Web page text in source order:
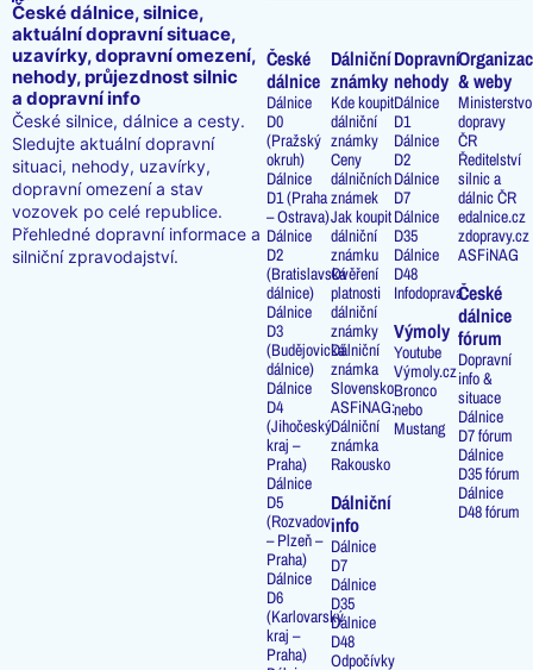
České dálnice, silnice,
aktuální dopravní situace,
uzavírky, dopravní omezení,
nehody, průjezdnost silnic
a dopravní info
České silnice, dálnice a cesty.
Sledujte aktuální dopravní
situaci, nehody, uzavírky,
dopravní omezení a stav
vozovek po celé republice.
Přehledné dopravní informace a
silniční zpravodajství.
České
dálnice
Dálnice
D0
(Pražský
okruh)
Dálnice
D1 (Praha
– Ostrava)
Dálnice
D2
(Bratislavská
dálnice)
Dálnice
D3
(Budějovická
dálnice)
Dálnice
D4
(Jihočeský
kraj –
Praha)
Dálnice
D5
(Rozvadov
– Plzeň –
Praha)
Dálnice
D6
(Karlovarský
kraj –
Praha)
Dálniční
známky
Kde koupit
dálniční
známky
Ceny
dálničních
známek
Jak koupit
dálniční
známku
Ověření
platnosti
dálniční
známky
Dálniční
známka
Slovensko
ASFiNAG:
Dálniční
známka
Rakousko
Dálniční
info
Dálnice
D7
Dálnice
D35
Dálnice
D48
Odpočívky
Dopravní
nehody
Dálnice
D1
Dálnice
D2
Dálnice
D7
Dálnice
D35
Dálnice
D48
Infodoprava
Výmoly
Youtube
Výmoly.cz
Bronco
nebo
Mustang
& weby
Ministerstvo
dopravy
ČR
Ředitelství
silnic a
dálnic ČR
edalnice.cz
zdopravy.cz
ASFiNAG
České
dálnice
fórum
Dopravní
info &
situace
Dálnice
D7 fórum
Dálnice
D35 fórum
Dálnice
D48 fórum